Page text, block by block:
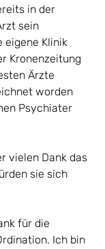
in der
sein
eigene Klinik
Kronenzeitung
Ärzte
worden
Psychiater
vielen Dank das
sie sich
für die
Ich bin